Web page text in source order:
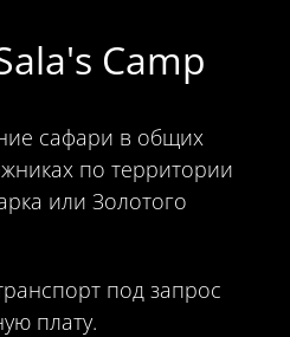
Camp
сафари в общих
по территории
или Золотого
под запрос
плату.